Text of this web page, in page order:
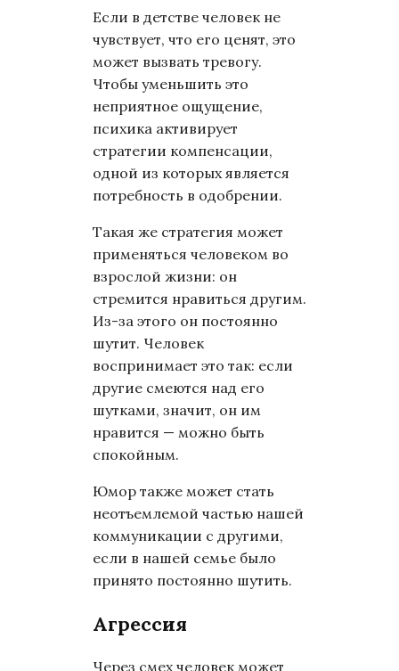
Если в детстве человек не
чувствует, что его ценят, это
может вызвать тревогу.
Чтобы уменьшить это
неприятное ощущение,
психика активирует
стратегии компенсации,
одной из которых является
потребность в одобрении.
Такая же стратегия может
применяться человеком во
взрослой жизни: он
стремится нравиться другим.
Из-за этого он постоянно
шутит. Человек
воспринимает это так: если
другие смеются над его
шутками, значит, он им
нравится — можно быть
спокойным.
Юмор также может стать
неотъемлемой частью нашей
коммуникации с другими,
если в нашей семье было
принято постоянно шутить.
Агрессия
Через смех человек может